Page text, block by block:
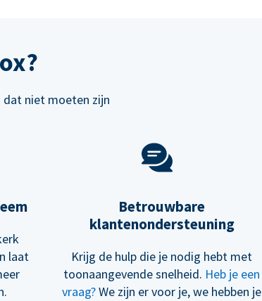
dat niet moeten zijn
laat
Betrouwbare
klantenondersteuning
Krijg de hulp die je nodig hebt met
toonaangevende snelheid. Heb je een
vraag?We zijn er voor je, we hebben je